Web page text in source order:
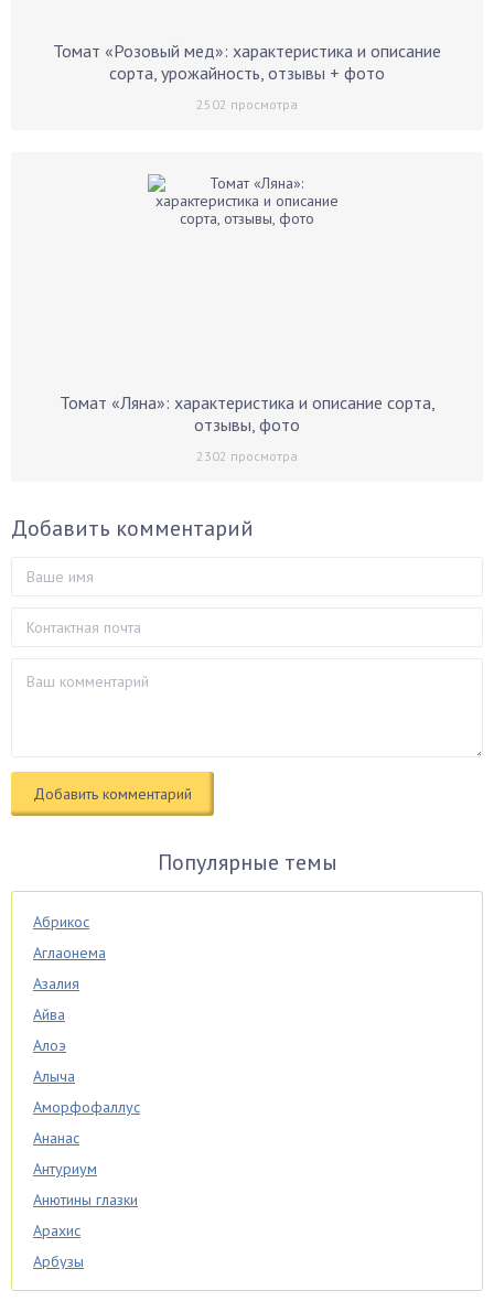
Томат «Розовый мед»: характеристика и описание
сорта, урожайность, отзывы + фото
2502 просмотра
Томат «Ляна»: характеристика и описание сорта,
отзывы, фото
2302 просмотра
Добавить комментарий
Популярные темы
Абрикос
Аглаонема
Азалия
Айва
Алоэ
Алыча
Аморфофаллус
Ананас
Антуриум
Анютины глазки
Арахис
Арбузы
Аспарагус